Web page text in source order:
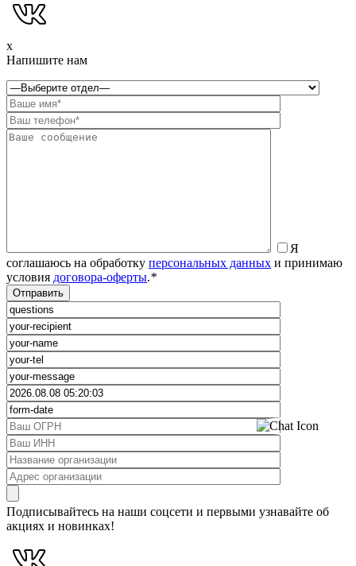
x
Напишите нам
Я
соглашаюсь на обработку персональных данных и принимаю
условия договора-оферты.*
Подписывайтесь на наши соцсети и первыми узнавайте об
акциях и новинках!